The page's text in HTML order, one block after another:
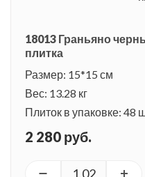
18013 Граньяно
плитка
Размер: 15*15 см
Вес: 13.28 кг
Плиток в упаковке: 48
2 280 руб.